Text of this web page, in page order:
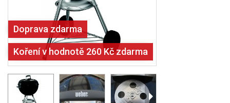
Doprava zdarma
Koření v hodnotě 260 Kč zdarma